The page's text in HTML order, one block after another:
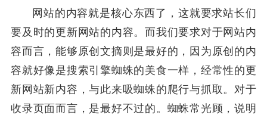
网站的内容就是核心东西了，这就要求站长们
要及时的更新网站的内容。而我们要求对于网站内
容而言，能够原创文摘则是最好的，因为原创的内
容就好像是搜索引擎蜘蛛的美食一样，经常性的更
新网站新内容，与此来吸蜘蛛的爬行与抓取。对于
收录页面而言，是最好不过的。蜘蛛常光顾，说明